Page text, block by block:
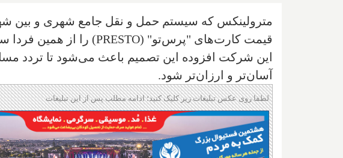
مترولینکس که سیستم حمل و نقل جامع شهری و بین
قیمت کارت‌های "پرس‌تو" (PRESTO) را از همین فردا سه‌شنبه ۸ آگوست
این شرکت افزوده این تصمیم باعث می‌شود تا تردد
آسان‌تر و ارزان‌تر شود.
لطفا روی عکس تبلیغات زیر کلیک کنید؛ ادامه مطلب پس از این تبلیغات